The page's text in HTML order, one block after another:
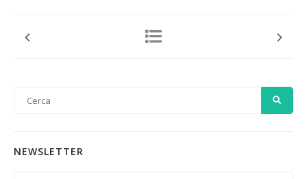
NEWSLETTER